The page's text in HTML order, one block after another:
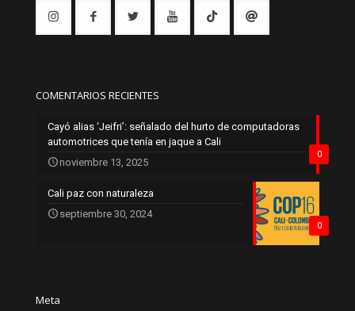
COMENTARIOS RECIENTES
0
Cayó alias ‘Jeifri’: señalado del hurto de computadoras
automotrices que tenía en jaque a Cali
noviembre 13, 2025
0
Cali paz con naturaleza
septiembre 30, 2024
Meta